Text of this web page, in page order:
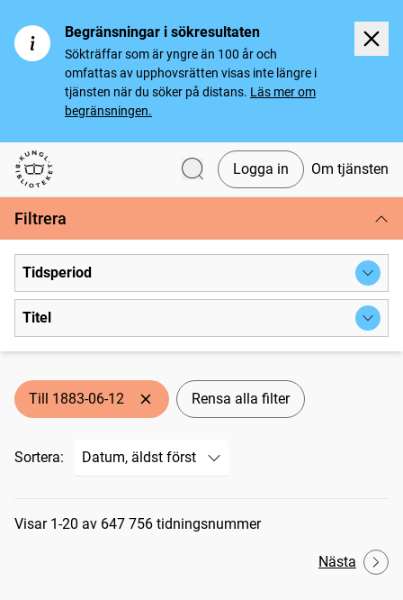
Begränsningar i sökresultaten
Sökträffar som är yngre än 100 år och
omfattas av upphovsrätten visas inte längre i
tjänsten när du söker på distans. Läs mer om
begränsningen.
Svenska tidningar
Logga in Om tjänsten
Filtrera
Tidsperiod
Titel
Till 1883-06-12 Rensa alla filter
Sortera:
Sökresultat
Visar 1-20 av 647 756 tidningsnummer
Nästa